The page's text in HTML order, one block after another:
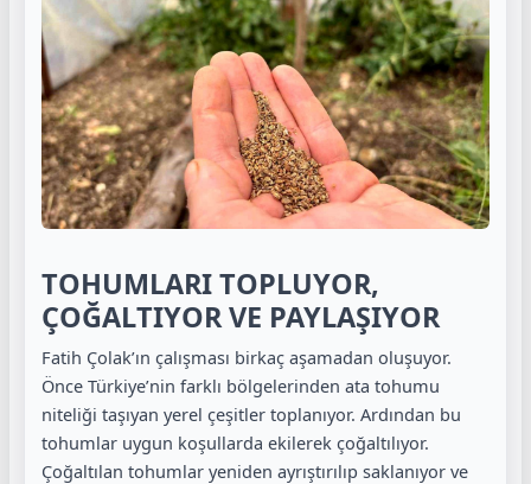
TOHUMLARI TOPLUYOR,
ÇOĞALTIYOR VE PAYLAŞIYOR
Fatih Çolak’ın çalışması birkaç aşamadan oluşuyor.
Önce Türkiye’nin farklı bölgelerinden ata tohumu
niteliği taşıyan yerel çeşitler toplanıyor. Ardından bu
tohumlar uygun koşullarda ekilerek çoğaltılıyor.
Çoğaltılan tohumlar yeniden ayrıştırılıp saklanıyor ve